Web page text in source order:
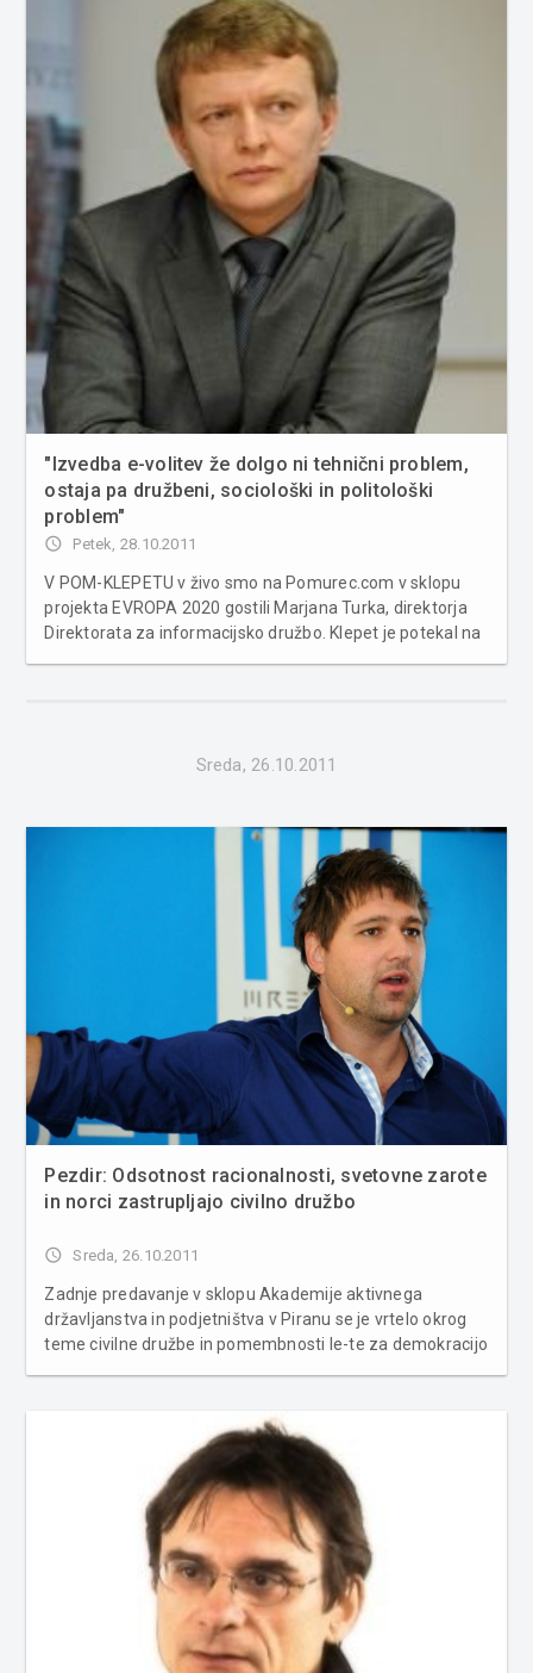
"Izvedba e-volitev že dolgo ni tehnični problem,
ostaja pa družbeni, sociološki in politološki
problem"
access_time Petek, 28.10.2011
V POM-KLEPETU v živo smo na Pomurec.com v sklopu
projekta EVROPA 2020 gostili Marjana Turka, direktorja
Direktorata za informacijsko družbo. Klepet je potekal na
Sreda, 26.10.2011
Pezdir: Odsotnost racionalnosti, svetovne zarote
in norci zastrupljajo civilno družbo
access_time Sreda, 26.10.2011
Zadnje predavanje v sklopu Akademije aktivnega
državljanstva in podjetništva v Piranu se je vrtelo okrog
teme civilne družbe in pomembnosti le-te za demokracijo